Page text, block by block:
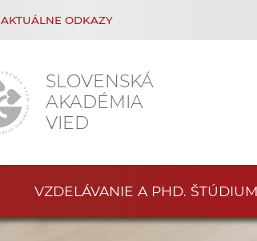
SLOVENSKÁ
AKADÉMIA
VIED
AKTUÁLNE ODKAZY
VZDELÁVANIE A PHD.